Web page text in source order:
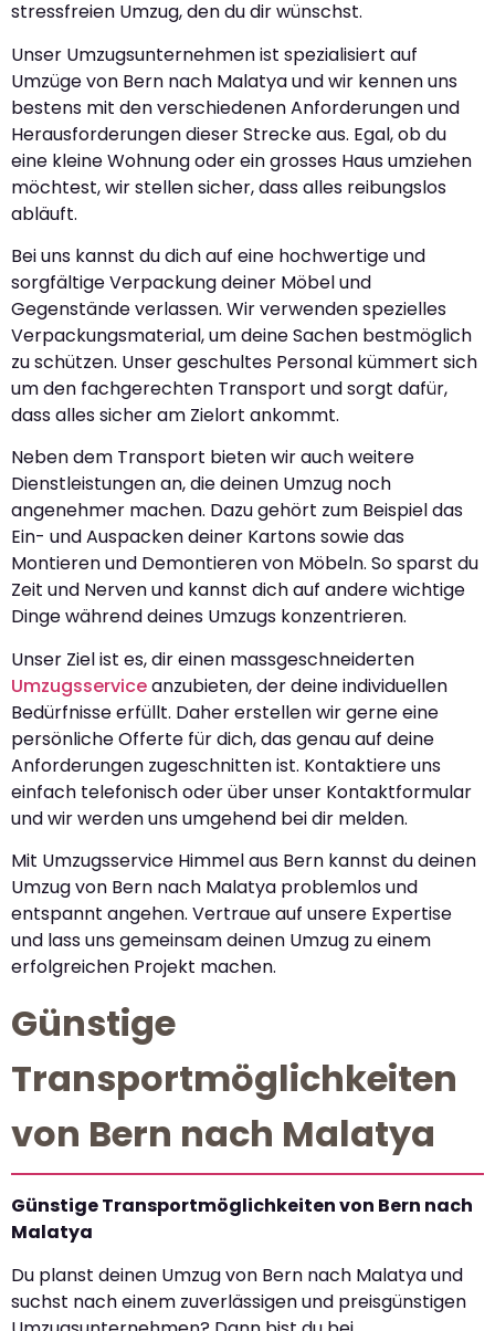
stressfreien Umzug, den du dir wünschst.
Unser Umzugsunternehmen ist spezialisiert auf
Umzüge von Bern nach Malatya und wir kennen uns
bestens mit den verschiedenen Anforderungen und
Herausforderungen dieser Strecke aus. Egal, ob du
eine kleine Wohnung oder ein grosses Haus umziehen
möchtest, wir stellen sicher, dass alles reibungslos
abläuft.
Bei uns kannst du dich auf eine hochwertige und
sorgfältige Verpackung deiner Möbel und
Gegenstände verlassen. Wir verwenden spezielles
Verpackungsmaterial, um deine Sachen bestmöglich
zu schützen. Unser geschultes Personal kümmert sich
um den fachgerechten Transport und sorgt dafür,
dass alles sicher am Zielort ankommt.
Neben dem Transport bieten wir auch weitere
Dienstleistungen an, die deinen Umzug noch
angenehmer machen. Dazu gehört zum Beispiel das
Ein- und Auspacken deiner Kartons sowie das
Montieren und Demontieren von Möbeln. So sparst du
Zeit und Nerven und kannst dich auf andere wichtige
Dinge während deines Umzugs konzentrieren.
Unser Ziel ist es, dir einen massgeschneiderten
Umzugsserviceanzubieten, der deine individuellen
Bedürfnisse erfüllt. Daher erstellen wir gerne eine
persönliche Offerte für dich, das genau auf deine
Anforderungen zugeschnitten ist. Kontaktiere uns
einfach telefonisch oder über unser Kontaktformular
und wir werden uns umgehend bei dir melden.
Mit Umzugsservice Himmel aus Bern kannst du deinen
Umzug von Bern nach Malatya problemlos und
entspannt angehen. Vertraue auf unsere Expertise
und lass uns gemeinsam deinen Umzug zu einem
erfolgreichen Projekt machen.
Günstige
Transportmöglichkeiten
von Bern nach Malatya
Günstige Transportmöglichkeiten von Bern nach
Malatya
Du planst deinen Umzug von Bern nach Malatya und
suchst nach einem zuverlässigen und preisgünstigen